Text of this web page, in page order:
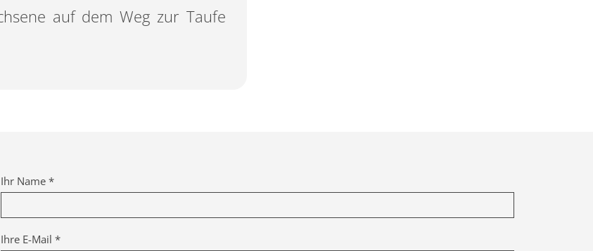
auf dem Weg zur Taufe
Ihr Name *
Ihre E-Mail *